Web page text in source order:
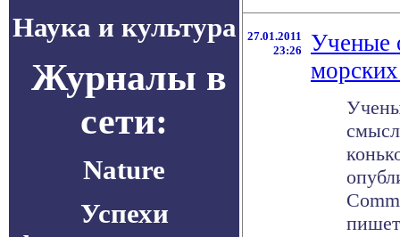
Наука и культура
Журналы в
сети:
Nature
Успехи
27.01.2011
23:26
Ученые